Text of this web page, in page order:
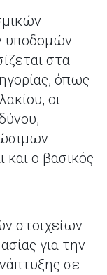
υποδομών
στα
όπως
οι
ο βασικός
στοιχείων
για την
σε